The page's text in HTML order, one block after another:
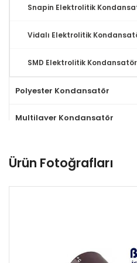
Snapin Elektrolitik
Vidalı Elektrolitik
SMD Elektrolitik Kondansatör
Polyester Kondansatör
Multilayer Kondansatör
MLCC Kondansatör
Ürün Fotoğrafları